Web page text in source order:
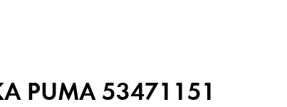
PUMA 53471151